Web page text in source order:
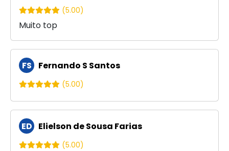
(5.00)
Muito top
FS Fernando S Santos
(5.00)
ED Elielson de Sousa Farias
(5.00)